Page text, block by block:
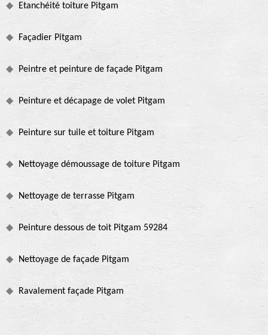
Etanchéité toiture Pitgam
Façadier Pitgam
Peintre et peinture de façade Pitgam
Peinture et décapage de volet Pitgam
Peinture sur tuile et toiture Pitgam
Nettoyage démoussage de toiture Pitgam
Nettoyage de terrasse Pitgam
Peinture dessous de toit Pitgam 59284
Nettoyage de façade Pitgam
Ravalement façade Pitgam